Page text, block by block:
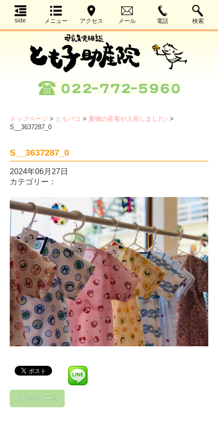
side メニュー アクセス メール 電話 検索
トップページ > ともバコ > 夏物の産着が入荷しました♪ >
S__3637287_0
S__3637287_0
2024年06月27日
カテゴリー：
« 前のページ